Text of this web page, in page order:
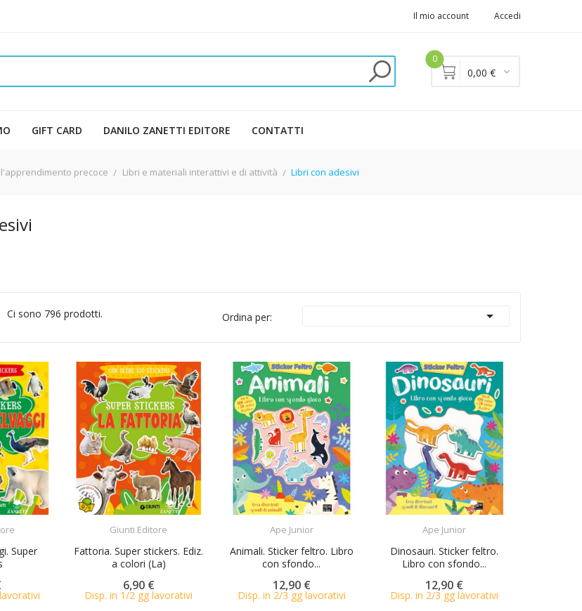
Il mio account Accedi
0
0,00 €
GIFT CARD DANILO ZANETTI EDITORE CONTATTI
precoce Libri e materiali interattivi e di attività Libri con adesivi
Ci sono 796 prodotti. Ordina per: 
Super
Giunti Editore
Fattoria. Super stickers. Ediz.
a colori (La)
6,90 €
Disp. in 1/2 gg lavorativi
Ape Junior
Animali. Sticker feltro. Libro
con sfondo...
12,90 €
Disp. in 2/3 gg lavorativi
Ape Junior
Dinosauri. Sticker feltro.
Libro con sfondo...
12,90 €
Disp. in 2/3 gg lavorativi